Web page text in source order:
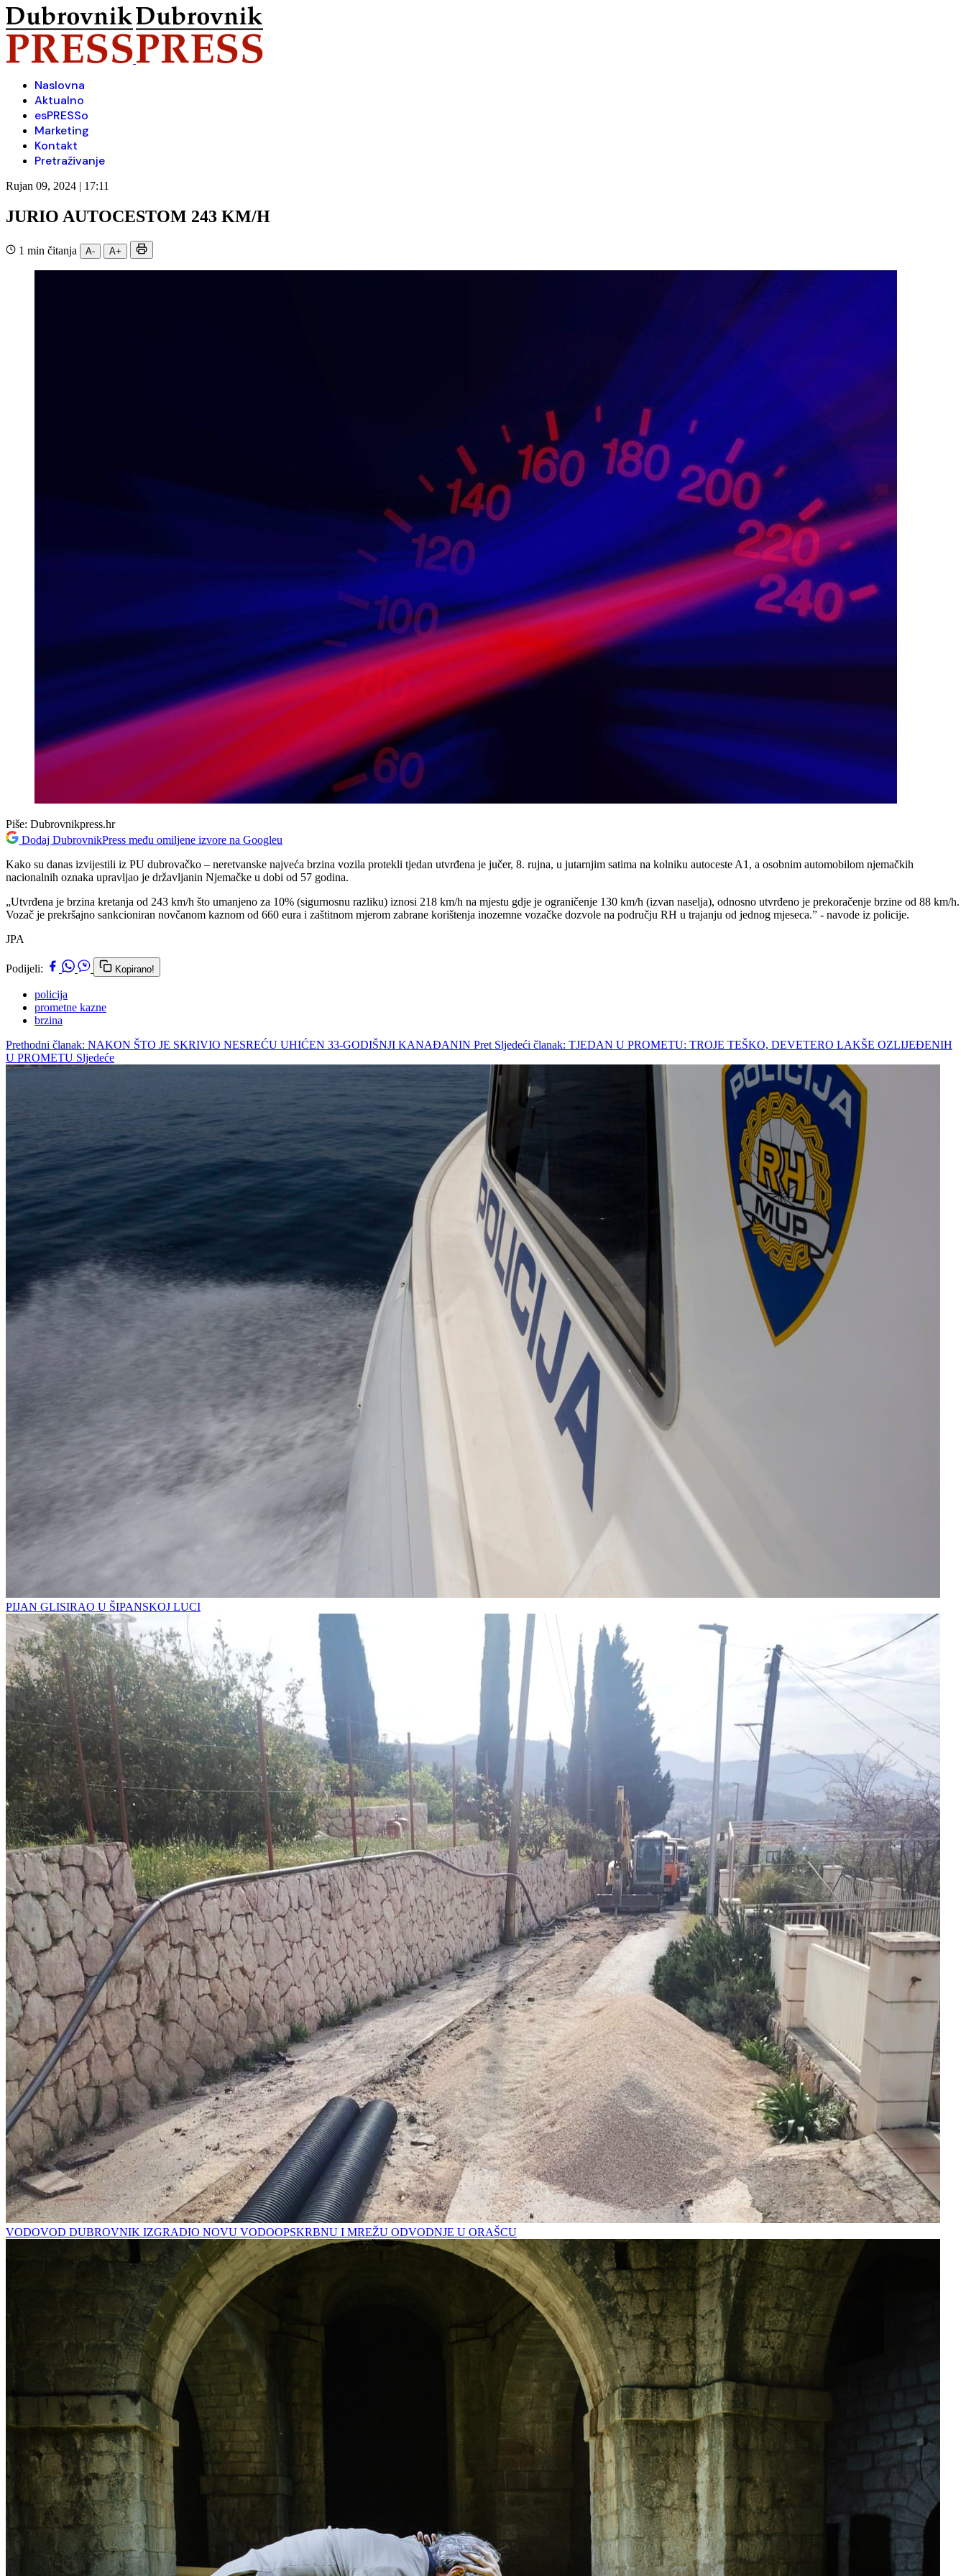
Naslovna
Aktualno
esPRESSo
Marketing
Kontakt
Pretraživanje
Rujan 09, 2024 | 17:11
JURIO AUTOCESTOM 243 KM/H
1 min čitanja A- A+
Piše: Dubrovnikpress.hr
Dodaj DubrovnikPress među omiljene izvore na Googleu
Kako su danas izvijestili iz PU dubrovačko – neretvanske najveća brzina vozila protekli tjedan utvrđena je jučer, 8. rujna, u jutarnjim satima na kolniku autoceste A1, a osobnim automobilom njemačkih
nacionalnih oznaka upravljao je državljanin Njemačke u dobi od 57 godina.
„Utvrđena je brzina kretanja od 243 km/h što umanjeno za 10% (sigurnosnu razliku) iznosi 218 km/h na mjestu gdje je ograničenje 130 km/h (izvan naselja), odnosno utvrđeno je prekoračenje brzine od 88 km/h.
Vozač je prekršajno sankcioniran novčanom kaznom od 660 eura i zaštitnom mjerom zabrane korištenja inozemne vozačke dozvole na području RH u trajanju od jednog mjeseca.” - navode iz policije.
JPA
Podijeli: Kopirano!
policija
prometne kazne
brzina
Prethodni članak: NAKON ŠTO JE SKRIVIO NESREĆU UHIĆEN 33-GODIŠNJI KANAĐANIN Pret Sljedeći članak: TJEDAN U PROMETU: TROJE TEŠKO, DEVETERO LAKŠE OZLIJEĐENIH
U PROMETU Sljedeće
PIJAN GLISIRAO U ŠIPANSKOJ LUCI
VODOVOD DUBROVNIK IZGRADIO NOVU VODOOPSKRBNU I MREŽU ODVODNJE U ORAŠCU